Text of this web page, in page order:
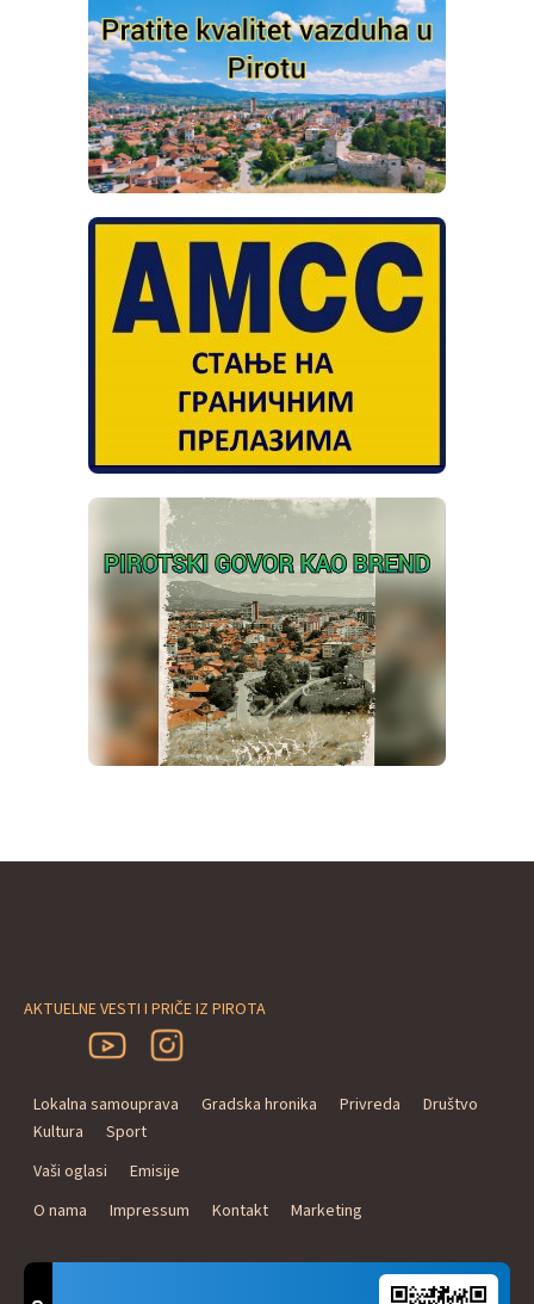
AKTUELNE VESTI I PRIČE IZ PIROTA
Lokalna samouprava Gradska hronika Privreda
Društvo
Kultura
Sport
Vaši oglasi
Emisije
O nama
Impressum Kontakt Marketing